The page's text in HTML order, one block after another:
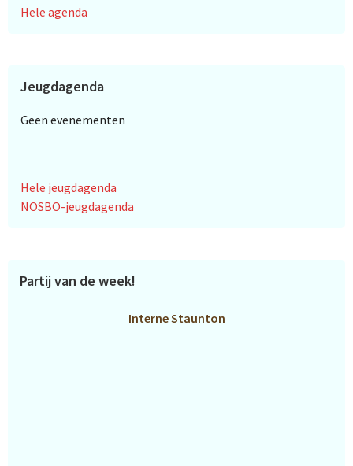
Hele agenda
Jeugdagenda
Geen evenementen
Hele jeugdagenda
NOSBO-jeugdagenda
Partij van de week!
Interne Staunton